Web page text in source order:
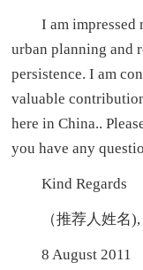
I am impressed
urban planning and
persistence. I am
valuable
here in China..
you have any
Kind Regards
（推荐人姓名),
8 August 2011